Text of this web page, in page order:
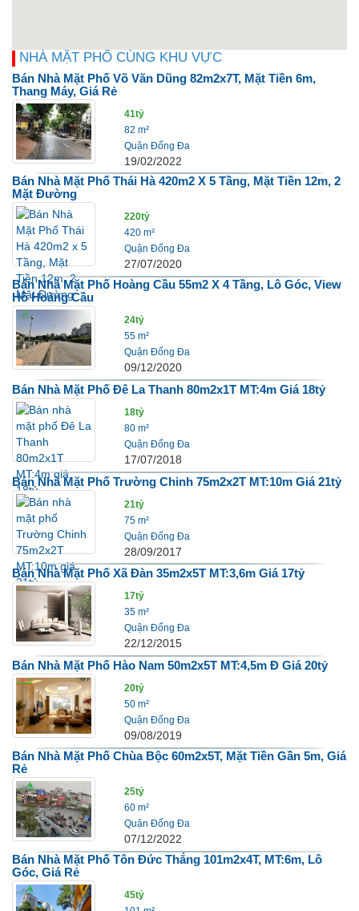
NHÀ MẶT PHỐ CÙNG KHU VỰC
Bán Nhà Mặt Phố Võ Văn Dũng 82m2x7T, Mặt Tiền 6m,
Thang Máy, Giá Rẻ
41tỷ
82 m²
Quận Đống Đa
19/02/2022
Bán Nhà Mặt Phố Thái Hà 420m2 X 5 Tầng, Mặt Tiền 12m, 2
Mặt Đường
220tỷ
420 m²
Quận Đống Đa
27/07/2020
Bán Nhà Mặt Phố Hoàng Cầu 55m2 X 4 Tầng, Lô Góc, View
Hồ Hoàng Cầu
24tỷ
55 m²
Quận Đống Đa
09/12/2020
Bán Nhà Mặt Phố Đê La Thanh 80m2x1T MT:4m Giá 18tỷ
18tỷ
80 m²
Quận Đống Đa
17/07/2018
Bán Nhà Mặt Phố Trường Chinh 75m2x2T MT:10m Giá 21tỷ
21tỷ
75 m²
Quận Đống Đa
28/09/2017
Bán Nhà Mặt Phố Xã Đàn 35m2x5T MT:3,6m Giá 17tỷ
17tỷ
35 m²
Quận Đống Đa
22/12/2015
Bán Nhà Mặt Phố Hào Nam 50m2x5T MT:4,5m Đ Giá 20tỷ
20tỷ
50 m²
Quận Đống Đa
09/08/2019
Bán Nhà Mặt Phố Chùa Bộc 60m2x5T, Mặt Tiền Gần 5m, Giá
Rẻ
25tỷ
60 m²
Quận Đống Đa
07/12/2022
Bán Nhà Mặt Phố Tôn Đức Thắng 101m2x4T, MT:6m, Lô
Góc, Giá Rẻ
45tỷ